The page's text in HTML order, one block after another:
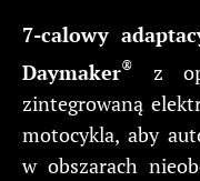
7-calowy
Daymaker®
z
zintegrowaną
motocykla, aby
w obszarach